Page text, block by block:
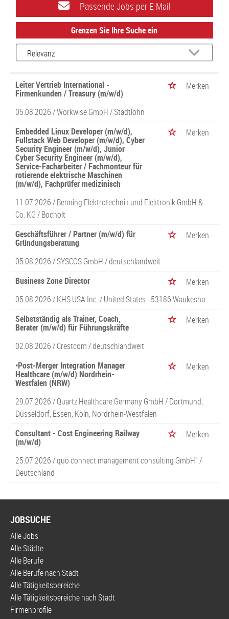
Passende Jobs per E-Mail
Grenzen Sie Ihre Suche ein
Leiter Vertrieb International -
Firmenkunden / Treasury (m/w/d)
Merken
05.08.2026 /Workwise GmbH/ Stadtlohn
Embedded Linux Developer (m/w/d),
Fullstack Web Developer (m/w/d), Cyber
Security Engineer (m/w/d), Junior
Cyber Security Engineer (m/w/d),
Service-Facharbeiter / Fachmonteur für
rotierende elektrische Maschinen
(m/w/d), Fachprüfer medizinisch
Merken
11.07.2026 /Benning Elektrotechnik und Elektronik GmbH &
Co. KG/ Bocholt
Geschäftsführer / Partner (m/w/d) für
Gründungsberatung
Merken
05.08.2026 /SYSCOS GmbH/ deutschlandweit
Business Zone Director
Merken
05.08.2026 /KHS USA Inc./ United States - 53186 Waukesha
Selbstständig als Trainer, Coach,
Berater (m/w/d) für Führungskräfte
Merken
02.08.2026 /Crestcom/ deutschlandweit
•Post-Merger Integration Manager
Healthcare (m/w/d) Nordrhein-
Westfalen (NRW)
Merken
29.07.2026 /Quartz Healthcare Germany GmbH/ Dortmund,
Düsseldorf, Essen, Köln, Nordrhein-Westfalen
Consultant - Cost Engineering Railway
(m/w/d)
Merken
25.07.2026 /quo connect management consulting GmbH''/
Deutschland
JOBSUCHE
Alle Jobs
Alle Städte
Alle Berufe
Alle Berufe nach Stadt
Alle Tätigkeitsbereiche
Alle Tätigkeitsbereiche nach Stadt
Firmenprofile